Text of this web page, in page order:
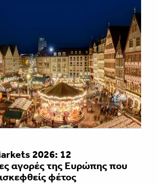
2026: 12
αγορές της Ευρώπης που
φέτος